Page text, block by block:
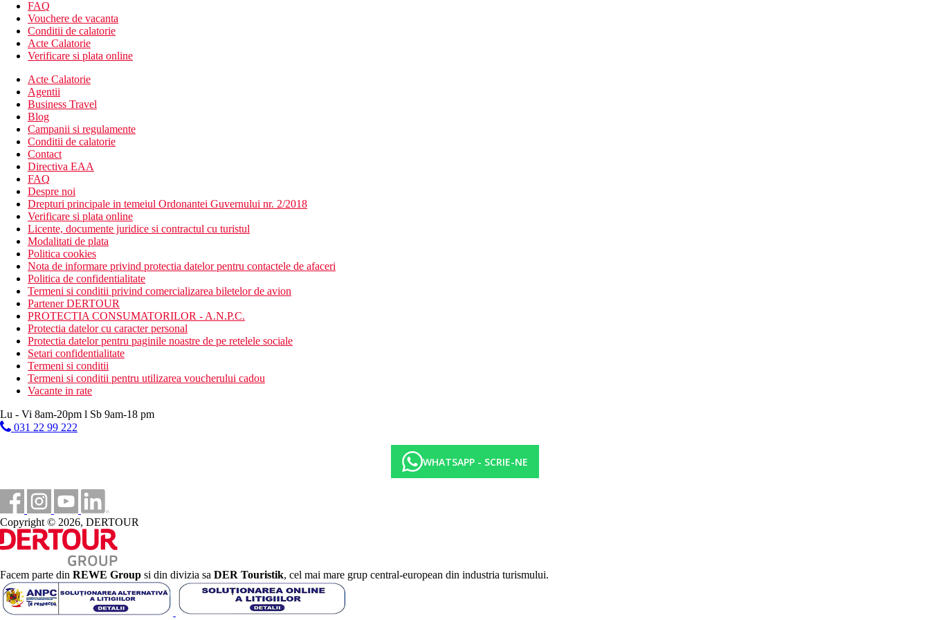
telefon
televizor
Wi-Fi (gratuit)
minibar (contra cost)
baie/toaleta (uscator de par)
balcon
Alte tipuri de camere
Descrierea plajei
pietros
prosoape de plaja (depozit 5 euro)
Activitati gratuite
program de animatie
fitness
piscina interioara
sauna
Activitati contra cost
masaje
golf
proceduri cosmetice
sporturi acvatice pe plaja
Mese
Mic dejun
Bufet mic dejun
Demipensiune
Mic dejun si cina tip bufet
Totul inclus
Mic dejun, prânz și cină tip bufet
Băuturi alcoolice și nealcoolice locale selectate (10:30 a.m.-11:00 p.m.)
Gustare ușoară, deserturi, înghețată (10:30 a.m.–6:00 p.m.)
Posibilitate de cină într-un restaurant à la carte (1× pe sejur, este necesară rezervare)
Distanţe
200 m
Centrul orasului
50 m
Distanta pana la plaja
2,3 km
FAQ
Vouchere de vacanta
Conditii de calatorie
Acte Calatorie
Verificare si plata online
Acte Calatorie
Agentii
Business Travel
Blog
Campanii si regulamente
Conditii de calatorie
Contact
Directiva EAA
FAQ
Despre noi
Drepturi principale in temeiul Ordonantei Guvernului nr. 2/2018
Verificare si plata online
Licente, documente juridice si contractul cu turistul
Modalitati de plata
Politica cookies
Nota de informare privind protectia datelor pentru contactele de afaceri
Politica de confidentialitate
Termeni si conditii privind comercializarea biletelor de avion
Partener DERTOUR
PROTECTIA CONSUMATORILOR - A.N.P.C.
Protectia datelor cu caracter personal
Protectia datelor pentru paginile noastre de pe retelele sociale
Setari confidentialitate
Termeni si conditii
Termeni si conditii pentru utilizarea voucherului cadou
Vacante in rate
Lu - Vi 8am-20pm l Sb 9am-18 pm
031 22 99 222
WHATSAPP - SCRIE-NE
Copyright © 2026, DERTOUR
Facem parte din REWE Group si din divizia sa DER Touristik, cel mai mare grup central-european din industria turismului.